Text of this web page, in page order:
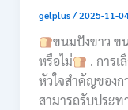
gelplus/2025-11-
ขนมปังขาว ข
หรือไม่
. การ
หัวใจสำคัญของก
สามารถรับประท